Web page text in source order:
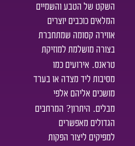
השקט של הטבע והשמיים
המלאים כוכבים יוצרים
אווירה קסומה שמתחברת
בצורה מושלמת למוזיקת
טראנס. אירועים כמו
מסיבות ליד מצדה או בערד
מושכים אליהם אלפי
מבלים. היתרון? המרחבים
הגדולים מאפשרים
למפיקים ליצור הפקות